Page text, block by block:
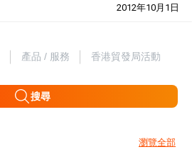
2012年10月1日
產品 / 服務 香港貿發局活動
搜尋
瀏覽全部